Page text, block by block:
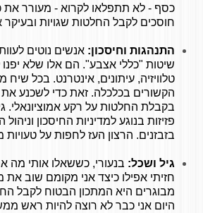
כסף - לא תתפלאו לקרוא - מעורר את
חוסכים לקבל החלטות שגויות
התנהגות וחיסכון: אנשים נוטים
שיטות "כללי אצבע". הם אלו שלא
טלוויזיה, עיתונים, אינטרנט. בכל
הקשורים בכלכלה. זאת כדי לשכנע
בקבלת החלטות על רקע
פזיזות בנוגע למדיניות החיסכון
בזבזנים. הרצון העז לחפות על טעויות
גיל ושכל: בנעורי, כששאלו אותי
חזיתי אפילו כיצד אני מקומם שוב
מבוגרים היא המתכון הבטוח לקבל
היום אני כבר לא רוצה להיות ראש